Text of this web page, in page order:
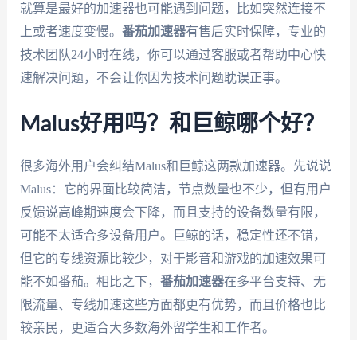
就算是最好的加速器也可能遇到问题，比如突然连接不
上或者速度变慢。 番茄加速器有售后实时保障，专业的
技术团队24小时在线，你可以通过客服或者帮助中心快
速解决问题，不会让你因为技术问题耽误正事。
Malus好用吗？和巨鲸哪个好？
很多海外用户会纠结Malus和巨鲸这两款加速器。先说说
Malus：它的界面比较简洁，节点数量也不少，但有用户
反馈说高峰期速度会下降，而且支持的设备数量有限，
可能不太适合多设备用户。巨鲸的话，稳定性还不错，
但它的专线资源比较少，对于影音和游戏的加速效果可
能不如番茄。相比之下， 番茄加速器在多平台支持、无
限流量、专线加速这些方面都更有优势，而且价格也比
较亲民，更适合大多数海外留学生和工作者。